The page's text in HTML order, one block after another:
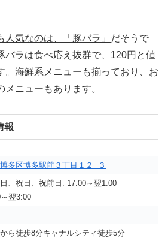
気なのは、「豚バラ」 だそうで
バラは食べ応え抜群で、120円と値
。海鮮系メニューも揃っており、お
ニューもあります。
報
多区博多駅前３丁目１２−３
、祝日、祝前日: 17:00～翌1:00
翌3:00
ら徒歩8分キャナルシティ徒歩5分